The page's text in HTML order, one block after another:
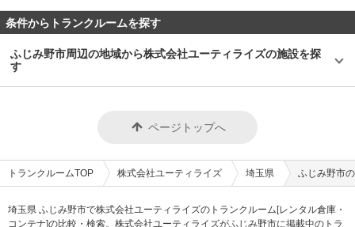
条件からトランクルームを探す
ふじみ野市周辺の地域から株式会社ユーティライズの施設を探
す
ページトップへ
トランクルームTOP 株式会社ユーティライズ 埼玉県 ふじみ野市
埼玉県 ふじみ野市で株式会社ユーティライズのトランクルーム[レンタル倉庫・
コンテナ]の比較・検索。株式会社ユーティライズがふじみ野市に掲載中のトラ